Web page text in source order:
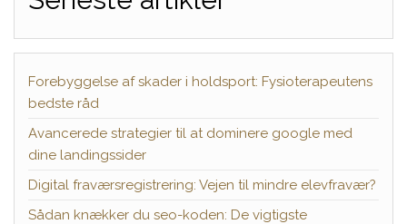
Forebyggelse af skader i holdsport: Fysioterapeutens
bedste råd
Avancerede strategier til at dominere google med
dine landingssider
Digital fraværsregistrering: Vejen til mindre elevfravær?
Sådan knækker du seo-koden: De vigtigste